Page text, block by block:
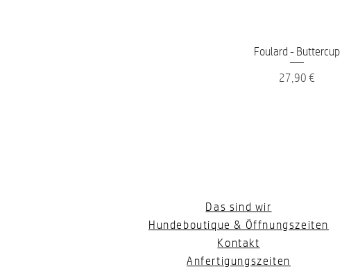
Schnellansicht
Foulard - Buttercup
Preis
27,90 €
Das sind wir
Hundeboutique & Öffnungszeiten
Kontakt
Anfertigungszeiten